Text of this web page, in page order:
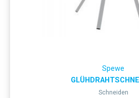
Spewe
Schneiden